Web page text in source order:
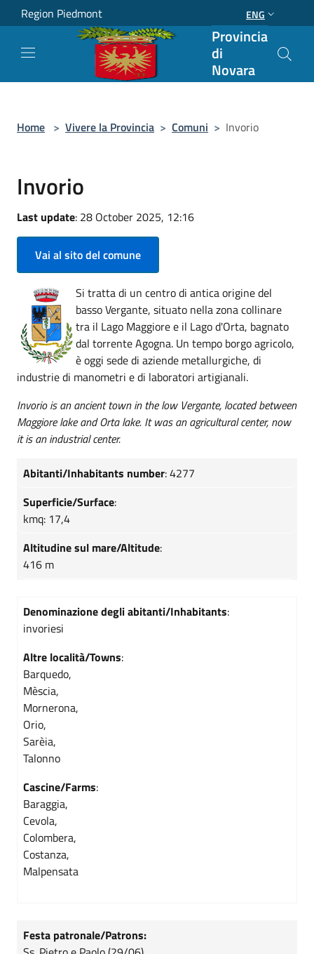
Salta al contenuto principale
Region Piedmont ENG
Provincia
di
Novara
Home > Vivere la Provincia > Comuni > Invorio
Invorio
Last update: 28 October 2025, 12:16
Vai al sito del comune
Si tratta di un centro di antica origine del
basso Vergante, situato nella zona collinare
tra il Lago Maggiore e il Lago d'Orta, bagnato
dal torrente Agogna. Un tempo borgo agricolo,
è oggi sede di aziende metallurgiche, di
industrie di manometri e di laboratori artigianali.
Invorio is an ancient town in the low Vergante, located between
Maggiore lake and Orta lake. It was an agricultural center, now
it is an industrial center.
Abitanti/Inhabitants number: 4277
Superficie/Surface:
kmq: 17,4
Altitudine sul mare/Altitude:
416 m
Denominazione degli abitanti/Inhabitants:
invoriesi
Altre località/Towns:
Barquedo,
Mèscia,
Mornerona,
Orio,
Sarèia,
Talonno
Cascine/Farms:
Baraggia,
Cevola,
Colombera,
Costanza,
Malpensata
Festa patronale/Patrons: